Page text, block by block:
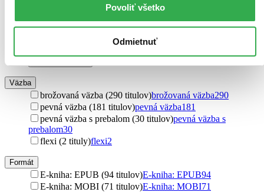
Povoliť všetko
Odmietnuť
KSD 6
Citadella (5 titulov)Citadella5
Management Press (5 titulov)
Management Press
Väzba
brožovaná väzba (290 titulov)brožovaná väzba290
pevná väzba (181 titulov)pevná väzba181
pevná väzba s prebalom (30 titulov)pevná väzba s
prebalom30
flexi (2 tituly)flexi2
Formát
E-kniha: EPUB (94 titulov)E-kniha: EPUB94
E-kniha: MOBI (71 titulov)E-kniha: MOBI71